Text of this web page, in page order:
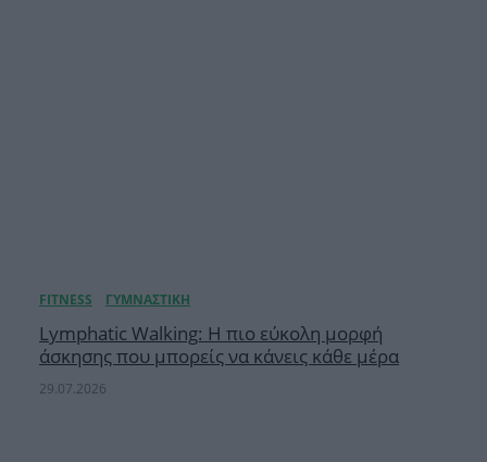
Lymphatic Walking: Η πιο εύκολη μορφή
άσκησης που μπορείς να κάνεις κάθε μέρα
29.07.2026